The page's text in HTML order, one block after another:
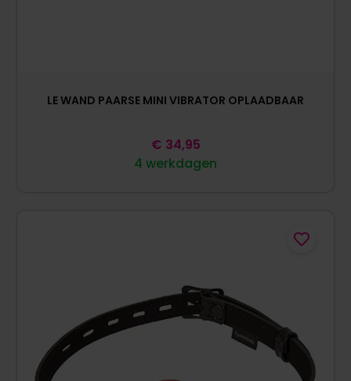
LE WAND PAARSE MINI VIBRATOR OPLAADBAAR
4 werkdagen
€ 34,95